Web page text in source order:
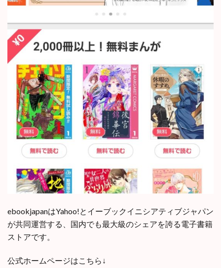
ebookjapanはYahoo!とイーブックイニシアティブジャパン
が共同運営する、国内でも最大級のシェアを誇る電子書籍
ストアです。
公式ホームページはこちら↓